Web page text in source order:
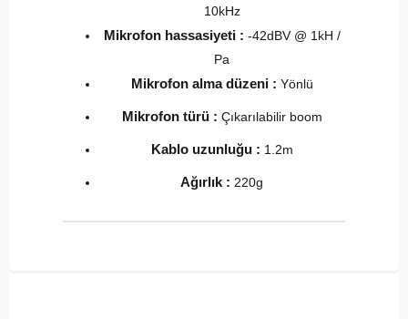
10kHz
Mikrofon hassasiyeti : -42dBV @ 1kH /
Pa
Mikrofon alma düzeni : Yönlü
Mikrofon türü : Çıkarılabilir boom
Kablo uzunluğu : 1.2m
Ağırlık : 220g